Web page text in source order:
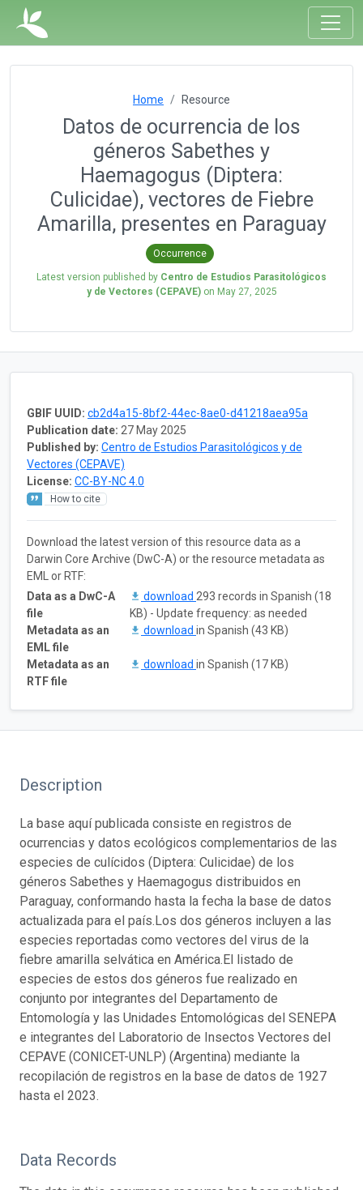
Home Resource
Datos de ocurrencia de los
géneros Sabethes y
Haemagogus (Diptera:
Culicidae), vectores de Fiebre
Amarilla, presentes en Paraguay
Occurrence
Latest version published by Centro de Estudios Parasitológicos
y de Vectores (CEPAVE)on May 27, 2025
GBIF UUID: cb2d4a15-8bf2-44ec-8ae0-d41218aea95a
Publication date: 27 May 2025
Published by: Centro de Estudios Parasitológicos y de
Vectores (CEPAVE)
License: CC-BY-NC 4.0
How to cite
Download the latest version of this resource data as a
Darwin Core Archive (DwC-A) or the resource metadata as
EML or RTF:
Data as a DwC-A
file
download 293 records in Spanish (18
KB) - Update frequency: as needed
Metadata as an
EML file
download in Spanish (43 KB)
Metadata as an
RTF file
download in Spanish (17 KB)
Description
La base aquí publicada consiste en registros de
ocurrencias y datos ecológicos complementarios de las
especies de culícidos (Diptera: Culicidae) de los
géneros Sabethes y Haemagogus distribuidos en
Paraguay, conformando hasta la fecha la base de datos
actualizada para el país.Los dos géneros incluyen a las
especies reportadas como vectores del virus de la
fiebre amarilla selvática en América.El listado de
especies de estos dos géneros fue realizado en
conjunto por integrantes del Departamento de
Entomología y las Unidades Entomológicas del SENEPA
e integrantes del Laboratorio de Insectos Vectores del
CEPAVE (CONICET-UNLP) (Argentina) mediante la
recopilación de registros en la base de datos de 1927
hasta el 2023.
Data Records